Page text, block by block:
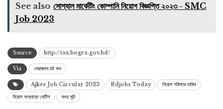
See also সোশ্যাল মার্কেটিং কোম্পানি নিয়োগ বিজ্ঞপ্তি ২০২৩ - SMC
Job 2023
Source http://tax.bogra.gov.bd/
Via সেরাজবস ডট কম
Ajker Job Circular 2023 Bdjobs Today
নিয়োগ পরিক্ষার তারিখ
নিয়োগ সংক্রান্ত নোটিশ
সময় সূচি